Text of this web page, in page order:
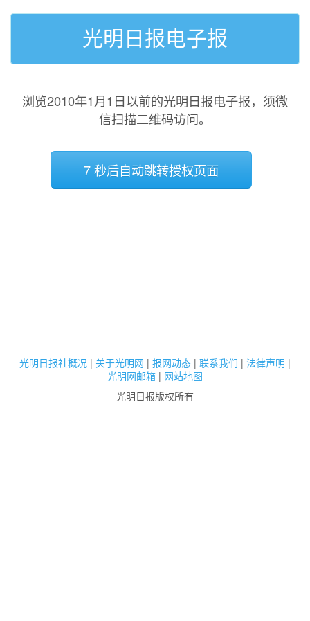
光明日报电子报
浏览2010年1月1日以前的光明日报电子报，须微
信扫描二维码访问。
7 秒后自动跳转授权页面
光明日报社概况 | 关于光明网 | 报网动态 | 联系我们 | 法律声明 |
光明网邮箱 | 网站地图
光明日报版权所有